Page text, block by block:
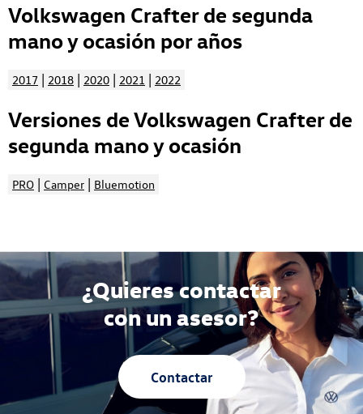
Volkswagen Crafter de segunda
mano y ocasión por años
2017 | 2018 | 2020 | 2021 | 2022
Versiones de Volkswagen Crafter de
segunda mano y ocasión
PRO | Camper | Bluemotion
¿Quieres contactar
con un asesor?
Contactar